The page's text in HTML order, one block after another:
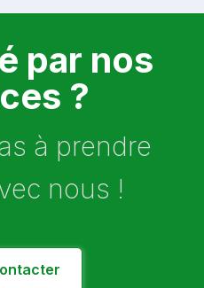
par nos
?
à prendre
nous !